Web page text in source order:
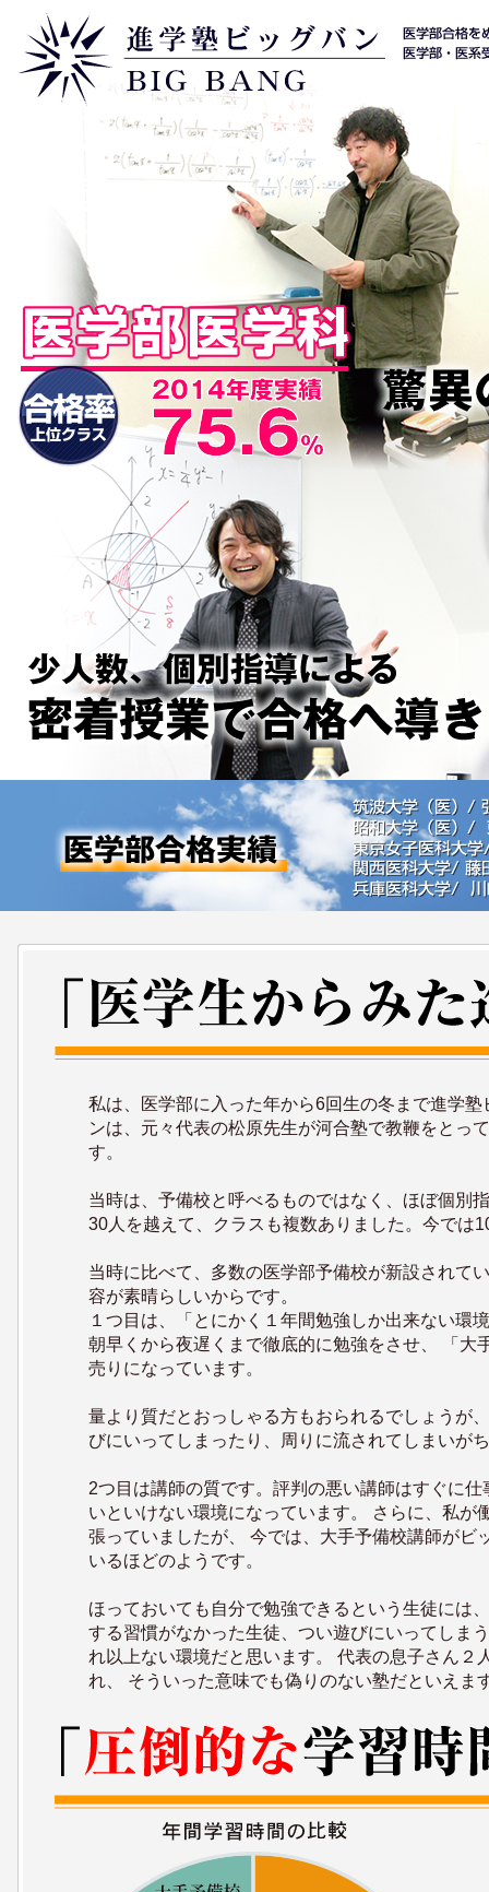
私は、医学部に入った年から6回生の冬まで進学
ンは、元々代表の松原先生が河合塾で教鞭をとっ
す。
当時は、予備校と呼べるものではなく、ほぼ個別
30人を越えて、クラスも複数ありました。今では
当時に比べて、多数の医学部予備校が新設されて
容が素晴らしいからです。
１つ目は、「とにかく１年間勉強しか出来ない環
朝早くから夜遅くまで徹底的に勉強をさせ、 「
売りになっています。
量より質だとおっしゃる方もおられるでしょうが
びにいってしまったり、周りに流されてしまいが
2つ目は講師の質です。評判の悪い講師はすぐに
いといけない環境になっています。 さらに、私
張っていましたが、 今では、大手予備校講師が
いるほどのようです。
ほっておいても自分で勉強できるという生徒には
する習慣がなかった生徒、つい遊びにいってしま
れ以上ない環境だと思います。 代表の息子さん
れ、 そういった意味でも偽りのない塾だといえま